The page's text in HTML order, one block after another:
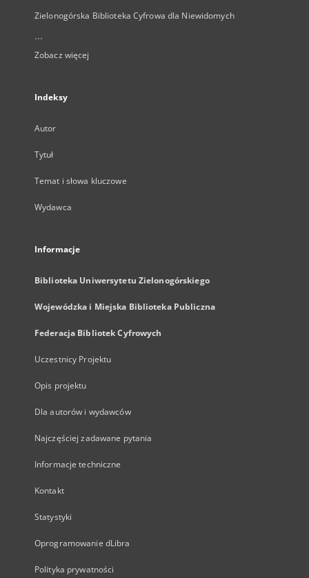
Zielonogórska Biblioteka Cyfrowa dla Niewidomych
...
Zobacz więcej
Indeksy
Autor
Tytuł
Temat i słowa kluczowe
Wydawca
Informacje
Biblioteka Uniwersytetu Zielonogórskiego
Wojewódzka i Miejska Biblioteka Publiczna
Federacja Bibliotek Cyfrowych
Uczestnicy Projektu
Opis projektu
Dla autorów i wydawców
Najczęściej zadawane pytania
Informacje techniczne
Kontakt
Statystyki
Oprogramowanie dLibra
Polityka prywatności